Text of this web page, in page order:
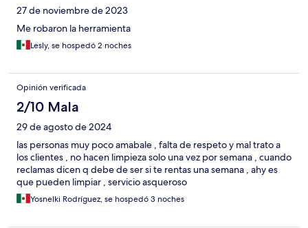
27 de noviembre de 2023
Me robaron la herramienta
Lesly, se hospedó 2 noches
Opinión verificada
2/10 Mala
29 de agosto de 2024
las personas muy poco amabale , falta de respeto y mal trato a
los clientes , no hacen limpieza solo una vez por semana , cuando
reclamas dicen q debe de ser si te rentas una semana , ahy es
que pueden limpiar , servicio asqueroso
Yosnelki Rodríguez, se hospedó 3 noches